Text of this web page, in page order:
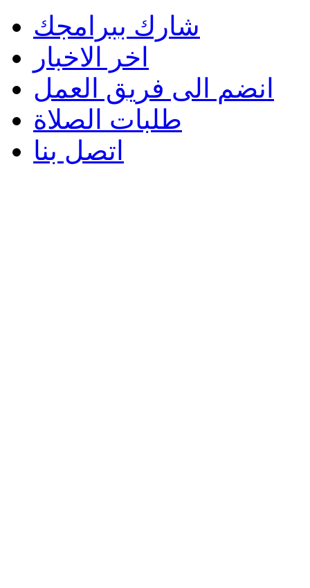
شارك ببرامجك
اخر الاخبار
انضم الى فريق العمل
طلبات الصلاة
اتصل بنا